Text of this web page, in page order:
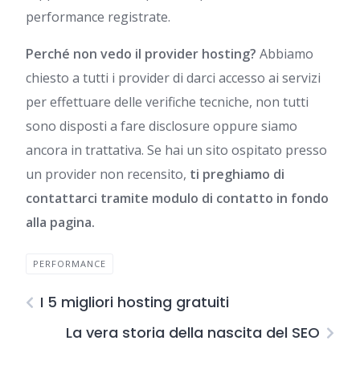
performance registrate.
Perché non vedo il provider hosting? Abbiamo
chiesto a tutti i provider di darci accesso ai servizi
per effettuare delle verifiche tecniche, non tutti
sono disposti a fare disclosure oppure siamo
ancora in trattativa. Se hai un sito ospitato presso
un provider non recensito, ti preghiamo di
contattarci tramite modulo di contatto in fondo
alla pagina.
PERFORMANCE
I 5 migliori hosting gratuiti
La vera storia della nascita del SEO